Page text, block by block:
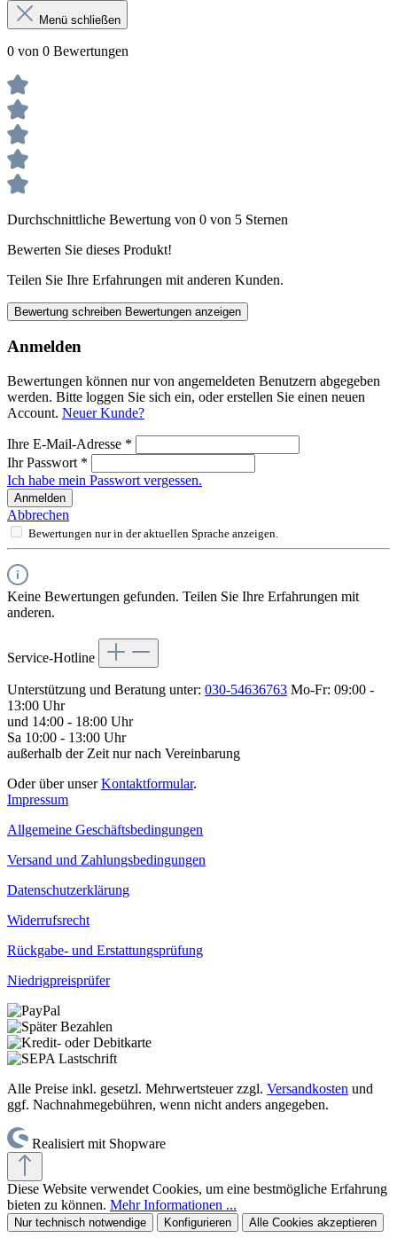
Menü schließen
0 von 0 Bewertungen
Durchschnittliche Bewertung von 0 von 5 Sternen
Bewerten Sie dieses Produkt!
Teilen Sie Ihre Erfahrungen mit anderen Kunden.
Bewertung schreiben Bewertungen anzeigen
Anmelden
Bewertungen können nur von angemeldeten Benutzern abgegeben
werden. Bitte loggen Sie sich ein, oder erstellen Sie einen neuen
Account. Neuer Kunde?
Ihre E-Mail-Adresse *
Ihr Passwort *
Ich habe mein Passwort vergessen.
Anmelden
Abbrechen
Bewertungen nur in der aktuellen Sprache anzeigen.
Keine Bewertungen gefunden. Teilen Sie Ihre Erfahrungen mit
anderen.
Service-Hotline
Unterstützung und Beratung unter: 030-54636763 Mo-Fr: 09:00 -
13:00 Uhr
und 14:00 - 18:00 Uhr
Sa 10:00 - 13:00 Uhr
außerhalb der Zeit nur nach Vereinbarung
Oder über unserKontaktformular.
Impressum
Allgemeine Geschäftsbedingungen
Versand und Zahlungsbedingungen
Datenschutzerklärung
Widerrufsrecht
Rückgabe- und Erstattungsprüfung
Niedrigpreisprüfer
Alle Preise inkl. gesetzl. Mehrwertsteuer zzgl. Versandkosten und
ggf. Nachnahmegebühren, wenn nicht anders angegeben.
Realisiert mit Shopware
Diese Website verwendet Cookies, um eine bestmögliche Erfahrung
bieten zu können. Mehr Informationen ...
Nur technisch notwendige Konfigurieren Alle Cookies akzeptieren